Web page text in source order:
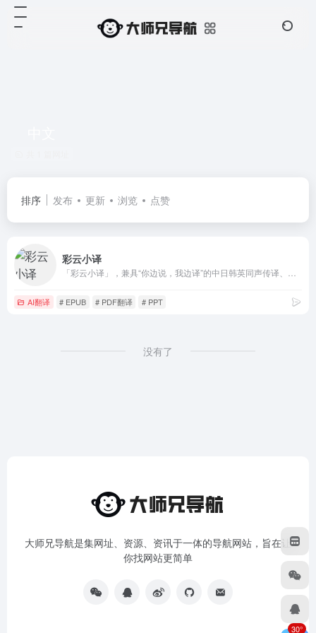
排序 发布 更新 浏览 点赞
彩云小译
AI翻译 # EPUB # PDF翻译 # PPT
没有了
大师兄导航是集网址、资源、资讯于一体的导航网站，旨在让
你找网站更简单
30°